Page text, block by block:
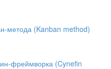
метода (Kanban method)
фреймворка (Cynefin